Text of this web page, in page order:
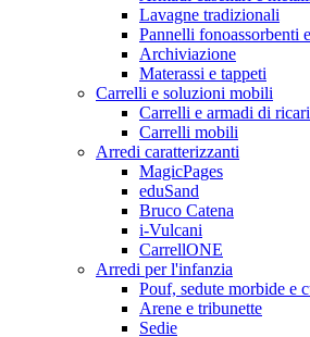
Lavagne tradizionali
Pannelli fonoassorbenti
Archiviazione
Materassi e tappeti
Carrelli e soluzioni mobili
Carrelli e armadi di
Carrelli mobili
Arredi caratterizzanti
MagicPages
eduSand
Bruco Catena
i-Vulcani
CarrellONE
Arredi per l'infanzia
Pouf, sedute morbide e
Arene e tribunette
Sedie